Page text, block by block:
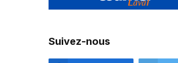
Suivez-nous